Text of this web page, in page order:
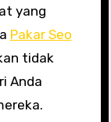
yang
Pakar Seo
tidak
Anda